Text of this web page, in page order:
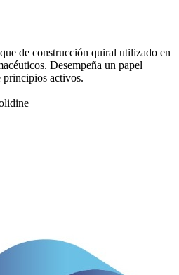
de construcción quiral utilizado en
Desempeña un papel
principios activos.